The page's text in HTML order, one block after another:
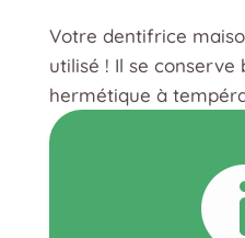
Votre dentifrice
utilisé ! Il se
hermétique à